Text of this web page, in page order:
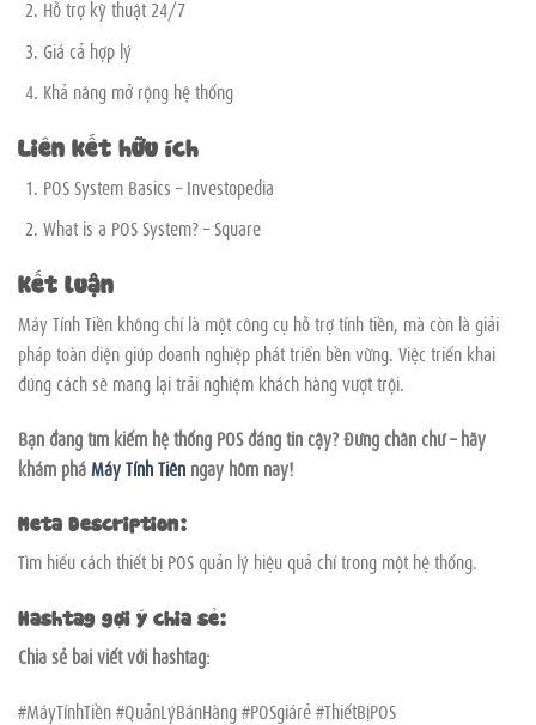
Hỗ trợ kỹ thuật 24/7
Giá cả hợp lý
Khả năng mở rộng hệ thống
Liên kết hữu ích
POS System Basics – Investopedia
What is a POS System? – Square
Kết luận
Máy Tính Tiền không chỉ là một công cụ hỗ trợ tính tiền, mà còn là giải
pháp toàn diện giúp doanh nghiệp phát triển bền vững. Việc triển khai
đúng cách sẽ mang lại trải nghiệm khách hàng vượt trội.
Bạn đang tìm kiếm hệ thống POS đáng tin cậy? Đừng chần chừ – hãy
khám pháMáy Tính Tiền ngay hôm nay!
Meta Description:
Tìm hiểu cách thiết bị POS quản lý hiệu quả chỉ trong một hệ thống.
Hashtag gợi ý chia sẻ:
Chia sẻ bài viết với hashtag:
#MáyTínhTiền #QuảnLýBánHàng #POSgiárẻ #ThiếtBịPOS